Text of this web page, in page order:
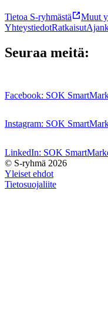
Tietoa S-ryhmästä Muut
YhteystiedotRatkaisut
Seuraa meitä:
Facebook: SOK
Instagram: SOK
LinkedIn: SOK
© S-ryhmä 2026
Yleiset ehdot
Tietosuojaliite